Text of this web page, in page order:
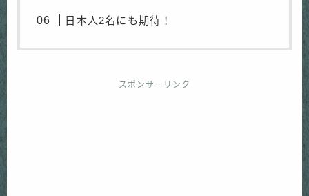
日本人2名にも期待！
スポンサーリンク